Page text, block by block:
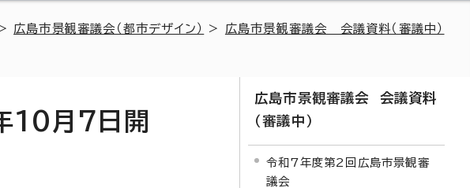
広島市景観審議会（都市デザイン） > 広島市景観審議会 会議資料（審議中）
10月7日開
広島市景観審議会 会議資料
（審議中）
令和7年度第2回広島市景観審
議会